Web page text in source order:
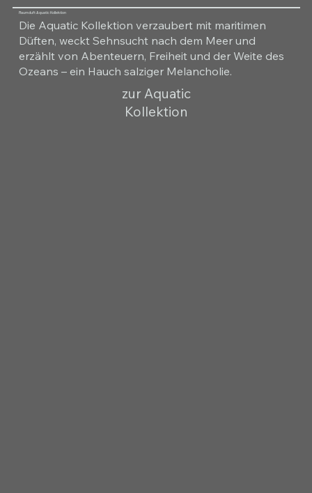
Raumduft Aquatic Kollektion
Die Aquatic Kollektion verzaubert mit maritimen
Düften, weckt Sehnsucht nach dem Meer und
erzählt von Abenteuern, Freiheit und der Weite des
Ozeans – ein Hauch salziger Melancholie.
zur Aquatic
Kollektion